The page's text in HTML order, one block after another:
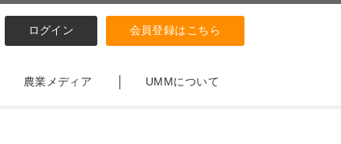
ログイン 会員登録はこちら
農業メディア UMMについて